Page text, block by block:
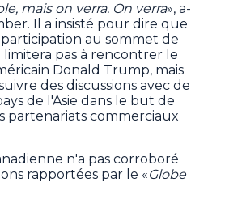
mais on verra. On verra», a-
Il a insisté pour dire que
participation au sommet de
limitera pas à rencontrer le
Donald Trump, mais
des discussions avec de
de l'Asie dans le but de
partenariats commerciaux
n'a pas corroboré
rapportées par le «Globe